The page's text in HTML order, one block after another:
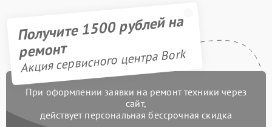
Получите 1500 рублей на
ремонт
Акция сервисного центра Bork
При оформлении заявки на ремонт техники через
сайт,
действует персональная бессрочная скидка